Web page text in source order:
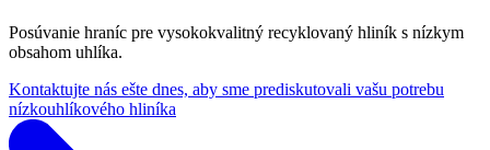
Posúvanie hraníc pre vysokokvalitný recyklovaný hliník s nízkym
obsahom uhlíka.
Kontaktujte nás ešte dnes, aby sme prediskutovali vašu potrebu
nízkouhlíkového hliníka